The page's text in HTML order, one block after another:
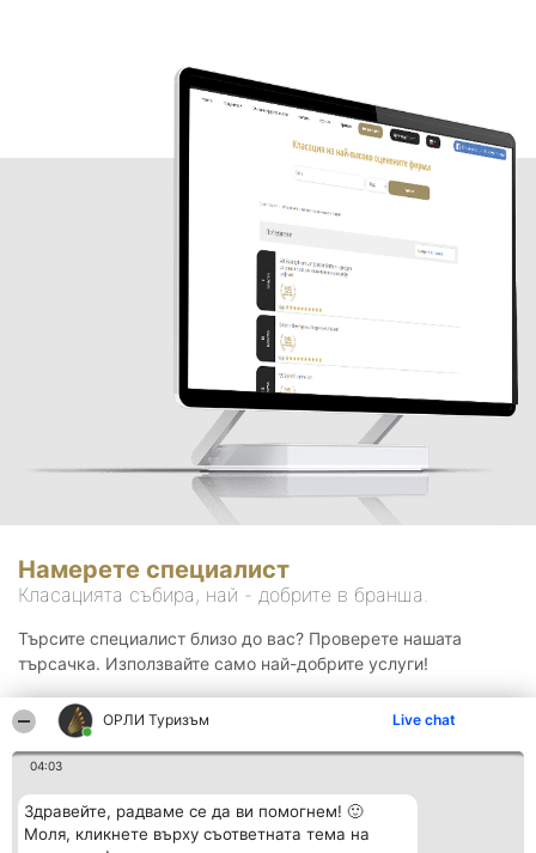
ОРЛИ Туризъм Live chat
04:03
Здравейте, радваме се да ви помогнем! 🙂
Моля, кликнете върху съответната тема на
Намерете специалист
Класацията събира, най - добрите в бранша.
Търсите специалист близо до вас? Проверете нашата
търсачка. Използвайте само най-добрите услуги!